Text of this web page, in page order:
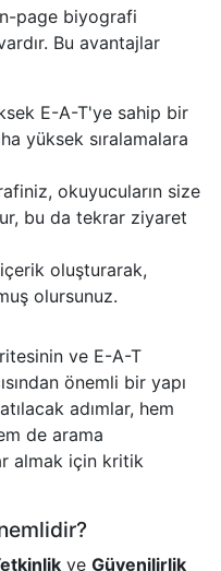
page biyografi
Bu avantajlar
E-A-T'ye sahip bir
yüksek sıralamalara
okuyucuların size
bu da tekrar ziyaret
oluşturarak,
olursunuz.
ve E-A-T
önemli bir yapı
adımlar, hem
de arama
almak için kritik
ve Güvenilirlik